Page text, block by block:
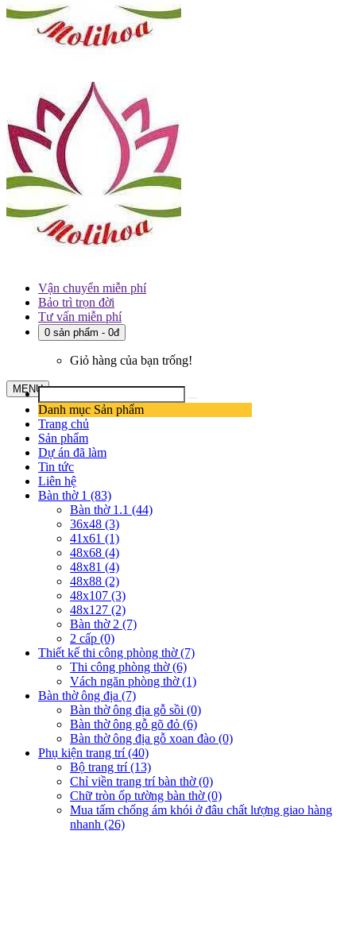
Vận chuyển miễn phí
Bảo trì trọn đời
Tư vấn miễn phí
0 sản phẩm - 0đ
Giỏ hàng của bạn trống!
MENU
Danh mục Sản phẩm
Trang chủ
Sản phẩm
Dự án đã làm
Tin tức
Liên hệ
Bàn thờ 1 (83)
Bàn thờ 1.1 (44)
36x48 (3)
41x61 (1)
48x68 (4)
48x81 (4)
48x88 (2)
48x107 (3)
48x127 (2)
Bàn thờ 2 (7)
2 cấp (0)
Thiết kế thi công phòng thờ (7)
Thi công phòng thờ (6)
Vách ngăn phòng thờ (1)
Bàn thờ ông địa (7)
Bàn thờ ông địa gỗ sồi (0)
Bàn thờ ông gỗ gõ đỏ (6)
Bàn thờ ông địa gỗ xoan đào (0)
Phụ kiện trang trí (40)
Bộ trang trí (13)
Chỉ viền trang trí bàn thờ (0)
Chữ tròn ốp tường bàn thờ (0)
Mua tấm chống ám khói ở đâu chất lượng giao hàng
nhanh (26)